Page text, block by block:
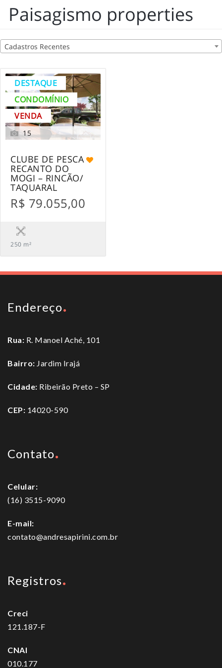
Paisagismo properties
Cadastros Recentes
DESTAQUE
CONDOMÍNIO
VENDA
15
CLUBE DE PESCA
RECANTO DO
MOGI – RINCÃO/
TAQUARAL
R$ 79.055,00
250 m²
Endereço
Rua: R. Manoel Aché, 101
Bairro: Jardim Irajá
Cidade: Ribeirão Preto – SP
CEP: 14020-590
Contato
Celular:
(16) 3515-9090
E-mail:
contato@andresapirini.com.br
Registros
Creci
121.187-F
CNAI
010.177